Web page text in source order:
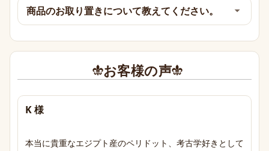
商品のお取り置きについて教えてください。
お客様の声
K 様
本当に貴重なエジプト産のペリドット、考古学好きとして